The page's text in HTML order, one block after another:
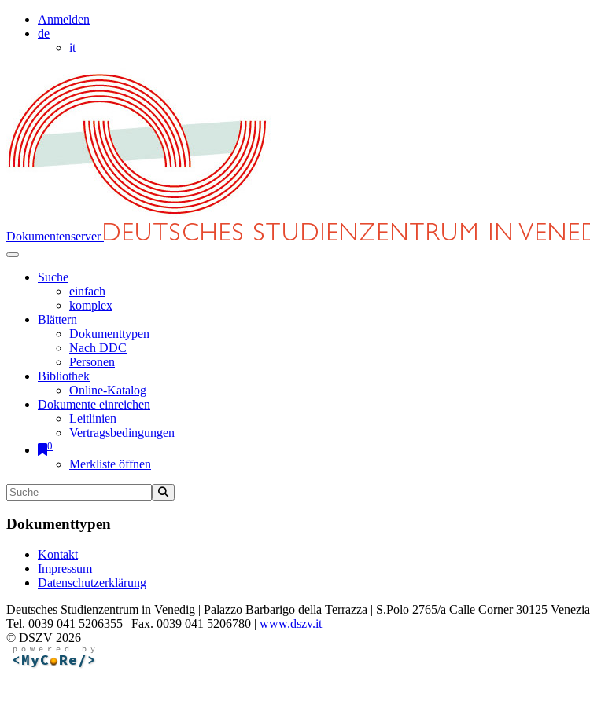
Anmelden
de
it
Dokumentenserver
Suche
einfach
komplex
Blättern
Dokumenttypen
Nach DDC
Personen
Bibliothek
Online-Katalog
Dokumente einreichen
Leitlinien
Vertragsbedingungen
0
Merkliste öffnen
Dokumenttypen
Kontakt
Impressum
Datenschutzerklärung
Deutsches Studienzentrum in Venedig | Palazzo Barbarigo della Terrazza | S.Polo 2765/a Calle Corner 30125 Venezia
Tel. 0039 041 5206355 | Fax. 0039 041 5206780 | www.dszv.it
© DSZV 2026